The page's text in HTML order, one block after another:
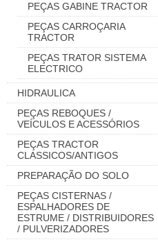
PEÇAS GABINE TRACTOR
PEÇAS CARROÇARIA
TRACTOR
PEÇAS TRATOR SISTEMA
ELECTRICO
HIDRAULICA
PEÇAS REBOQUES /
VEÍCULOS E ACESSÓRIOS
PEÇAS TRACTOR
CLASSICOS/ANTIGOS
PREPARAÇÃO DO SOLO
PEÇAS CISTERNAS /
ESPALHADORES DE
ESTRUME / DISTRIBUIDORES
/ PULVERIZADORES